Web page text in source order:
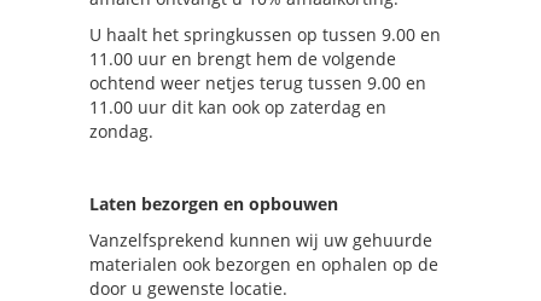
U haalt het springkussen op tussen 9.00 en
11.00 uur en brengt hem de volgende
ochtend weer netjes terug tussen 9.00 en
11.00 uur dit kan ook op zaterdag en
zondag.
Laten bezorgen en opbouwen
Vanzelfsprekend kunnen wij uw gehuurde
materialen ook bezorgen en ophalen op de
door u gewenste locatie.